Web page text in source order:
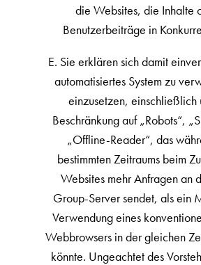
die Websites, die Inhalte
Benutzerbeiträge in
E. Sie erklären sich damit
automatisiertes System zu
einzusetzen, einschließlich
Beschränkung auf „Robots“,
„Offline-Reader“, das
bestimmten Zeitraums beim
Websites mehr Anfragen an
Group-Server sendet, als ein
Verwendung eines
Webbrowsers in der gleichen
könnte. Ungeachtet des